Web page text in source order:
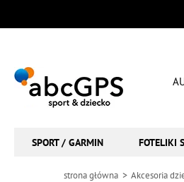
SPORT / GARMIN FOTELIKI
strona główna Akcesoria